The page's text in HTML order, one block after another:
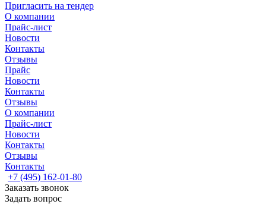
Пригласить на тендер
О компании
Прайс-лист
Новости
Контакты
Отзывы
Прайс
Новости
Контакты
Отзывы
О компании
Прайс-лист
Новости
Контакты
Отзывы
Контакты
+7 (495) 162-01-80
Заказать звонок
Задать вопрос